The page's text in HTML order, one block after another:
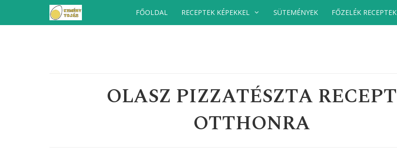
FŐOLDAL RECEPTEK KÉPEKKEL SÜTEMÉNYEK FŐZELÉK RECEPTEK
OLASZ PIZZATÉSZTA RECEPT
OTTHONRA